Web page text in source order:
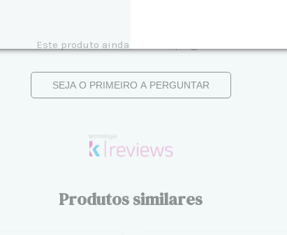
Este produto ainda não tem perguntas
SEJA O PRIMEIRO A PERGUNTAR
Produtos similares